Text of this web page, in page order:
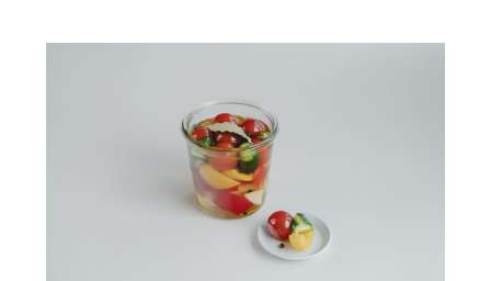
ハコネーゼ ボロネーゼ
ハコネーゼ ポルチーニ